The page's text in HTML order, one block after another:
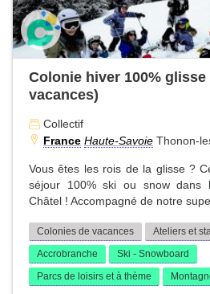
Colonie hiver 100%
vacances)
Collectif
France Haute-Savoie Thonon-
Vous êtes les rois de la glisse ?
séjour 100% ski ou snow dans
Châtel ! Accompagné de notre
Colonies de vacances
Ateliers et
Accrobranche
Ski - Snowboard
Parcs de loisirs et à thème